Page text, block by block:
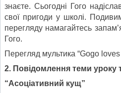
знаєте. Сьогодні Гого
свої пригоди у школі.
перегляду намагайтесь
Гого.
Перегляд мультика “Gogo
2. Повідомлення теми уроку
“Асоціативний кущ”